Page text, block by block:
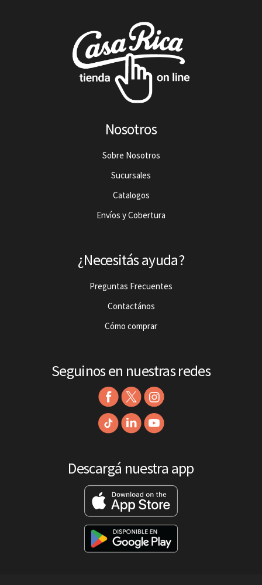
Nosotros
Sobre Nosotros
Sucursales
Catalogos
Envíos y Cobertura
¿Necesitás ayuda?
Preguntas Frecuentes
Contactános
Cómo comprar
Seguinos en nuestras redes
Descargá nuestra app